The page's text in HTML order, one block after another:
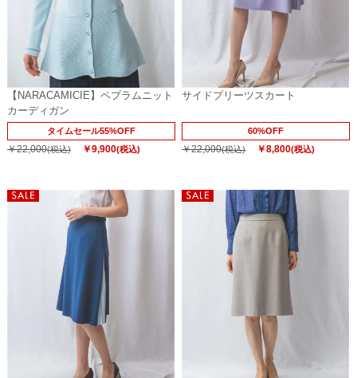
【NARACAMICIE】ペプラムニット
カーディガン
タイムセール55%OFF
￥22,000(税込) ￥9,900(税込)
サイドプリーツスカート
60%OFF
￥22,000(税込) ￥8,800(税込)